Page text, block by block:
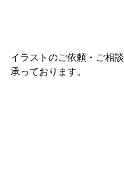
イラストのご依頼・ご相
承っております。